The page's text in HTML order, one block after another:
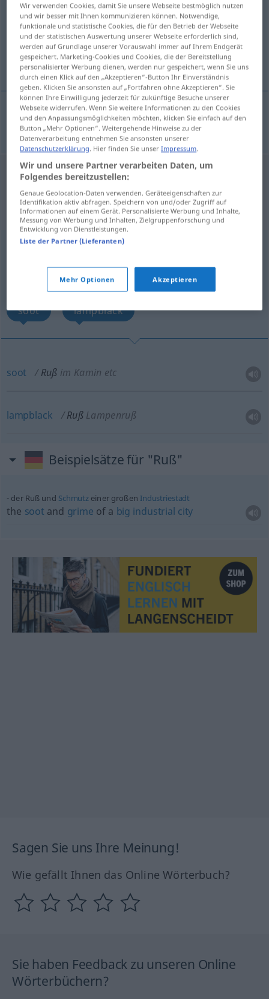
Übersicht aller Übersetzungen
(Für mehr Details die Übersetzung anklicken/antippen)
Russian Russ.
Russian(Russ.) russ.
"Ruß" Englisch Übersetzung
„Ruß“: Maskulinum
Ruß [ruːs] m <Rußes;keinpl
Übersicht aller Übersetzungen
(Für mehr Details die Übersetzung anklicken/antippen)
soot lampblack
soot Ruß im Kamin etc
lampblack Ruß Lampenruß
Beispielsätze für "Ruß"
der Ruß und Schmutz einer großen Industriestadt
the soot and grime of a big industrial city
Sagen Sie uns Ihre Meinung!
Wie gefällt Ihnen das Online Wörterbuch?
Sie haben Feedback zu unseren Online
Wörterbüchern?
Wir verwenden Cookies, damit Sie unsere Webseite bestmöglich nutzen
und wir besser mit Ihnen kommunizieren können. Notwendige,
funktionale und statistische Cookies, die für den Betrieb der Webseite
und der statistischen Auswertung unserer Webseite erforderlich sind,
werden auf Grundlage unserer Vorauswahl immer auf Ihrem Endgerät
gespeichert. Marketing-Cookies und Cookies, die der Bereitstellung
personalisierter Werbung dienen, werden nur gespeichert, wenn Sie uns
durch einen Klick auf den „Akzeptieren“-Button Ihr Einverständnis
geben. Klicken Sie ansonsten auf „Fortfahren ohne Akzeptieren“. Sie
können Ihre Einwilligung jederzeit für zukünftige Besuche unserer
Webseite widerrufen. Wenn Sie weitere Informationen zu den Cookies
und den Anpassungsmöglichkeiten möchten, klicken Sie einfach auf den
Button „Mehr Optionen“. Weitergehende Hinweise zu der
Datenverarbeitung entnehmen Sie ansonsten unserer
Datenschutzerklärung. Hier finden Sie unserImpressum.
Wir und unsere Partner verarbeiten Daten, um
Folgendes bereitzustellen:
Genaue Geolocation-Daten verwenden. Geräteeigenschaften zur
Identifikation aktiv abfragen. Speichern von und/oder Zugriff auf
Informationen auf einem Gerät. Personalisierte Werbung und Inhalte,
Messung von Werbung und Inhalten, Zielgruppenforschung und
Entwicklung von Dienstleistungen.
Liste der Partner (Lieferanten)
Mehr Optionen Akzeptieren